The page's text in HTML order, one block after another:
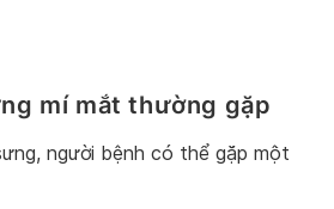
mí mắt thường gặp
người bệnh có thể gặp một